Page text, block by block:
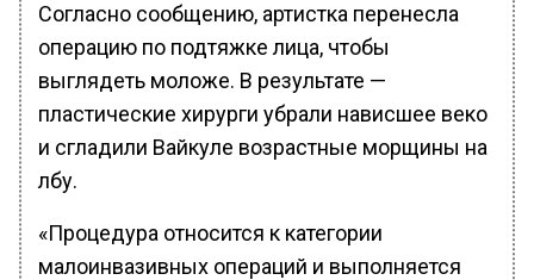
Согласно сообщению, артистка перенесла
операцию по подтяжке лица, чтобы
выглядеть моложе. В результате —
пластические хирурги убрали нависшее веко
и сгладили Вайкуле возрастные морщины на
лбу.
«Процедура относится к категории
малоинвазивных операций и выполняется